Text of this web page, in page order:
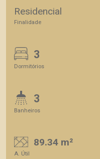
Residencial
Finalidade
3
Dormitórios
3
Banheiros
89.34 m²
A. Útil